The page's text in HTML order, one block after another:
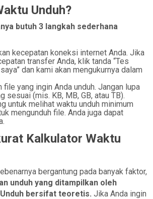
Unduh?
butuh 3 langkah sederhana
kecepatan koneksi internet Anda. Jika
transfer Anda, klik tanda “Tes
dan kami akan mengukurnya dalam
file yang ingin Anda unduh. Jangan lupa
sesuai (mis. KB, MB, GB, atau TB).
untuk melihat waktu unduh minimum
mengunduh file. Anda juga dapat
Kalkulator Waktu
bergantung pada banyak faktor,
unduh yang ditampilkan oleh
bersifat teoretis. Jika Anda ingin